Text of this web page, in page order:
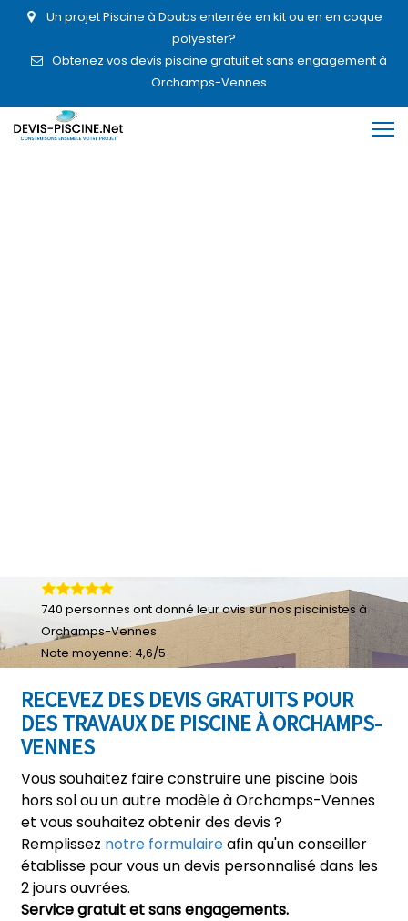
Un projet Piscine à Doubs enterrée en kit ou en en coque
polyester?
Obtenez vos devis piscine gratuit et sans engagement à
Orchamps-Vennes
RECEVEZ DES DEVIS GRATUITS POUR
DES TRAVAUX DE PISCINE À ORCHAMPS-
VENNES
Vous souhaitez faire construire une piscine bois
hors sol ou un autre modèle à Orchamps-Vennes
et vous souhaitez obtenir des devis ?
Remplissez notre formulaireafin qu'un conseiller
établisse pour vous un devis personnalisé dans les
2 jours ouvrées.
Service gratuit et sans engagements.
740 personnes ont donné leuravis sur nos piscinistes à
Orchamps-Vennes
Note moyenne: 4,6/5